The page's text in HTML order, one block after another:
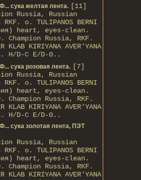
сука желтая лента. [11]
Russia, Russian
о. TULIPANOS BERNI
heart, eyes-clean.
Champion Russia, RKF.
KLAB KIRIYANA AVER'YANA
H/D-С E/D-0..
сука розовая лента. [7]
Russia, Russian
о. TULIPANOS BERNI
heart, eyes-clean.
Champion Russia, RKF.
KLAB KIRIYANA AVER'YANA
H/D-С E/D-0..
сука золотая лента, ПЭТ
Russia, Russian
о. TULIPANOS BERNI
heart, eyes-clean.
Champion Russia, RKF.
KLAB KIRIYANA AVER'YANA